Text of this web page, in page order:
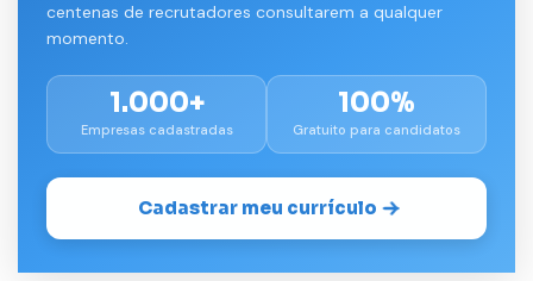
centenas de recrutadores consultarem a qualquer
momento.
1.000+
Empresas cadastradas
100%
Gratuito para candidatos
Cadastrar meu currículo